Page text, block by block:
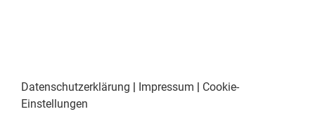
Datenschutzerklärung | Impressum | Cookie-
Einstellungen